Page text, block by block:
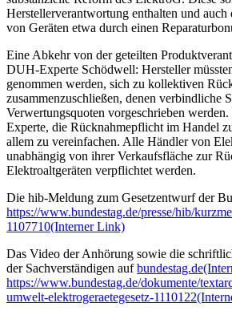
Herstellerverantwortung enthalten und
von Geräten etwa durch einen
Eine Abkehr von der geteilten
DUH-Experte Schödwell: Hersteller
genommen werden, sich zu kollektiven
zusammenzuschließen, denen verbindliche
Verwertungsquoten vorgeschrieben
Experte, die Rücknahmepflicht im Handel
allem zu vereinfachen. Alle Händler von
unabhängig von ihrer Verkaufsfläche zur
Elektroaltgeräten verpflichtet werden.
Die hib-Meldung zum Gesetzentwurf der
https://www.bundestag.de/presse/hib/
1107710(Interner Link)
Das Video der Anhörung sowie die
der Sachverständigen aufbundestag.de
https://www.bundestag.de/dokumente/
umwelt-elektrogeraetegesetz-1110122